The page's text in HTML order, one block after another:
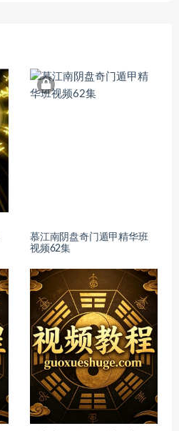
慕江南阴盘奇门遁甲精华班
视频62集